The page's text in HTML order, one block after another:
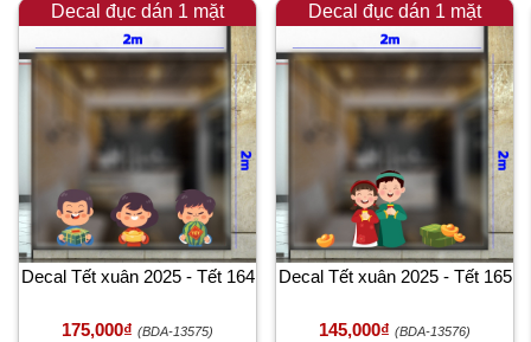
Decal đục dán 1 mặt
Decal Tết xuân 2025 - Tết 164
175,000₫ (BDA-13575)
Decal đục dán 1 mặt
Decal Tết xuân 2025 - Tết 165
145,000₫ (BDA-13576)